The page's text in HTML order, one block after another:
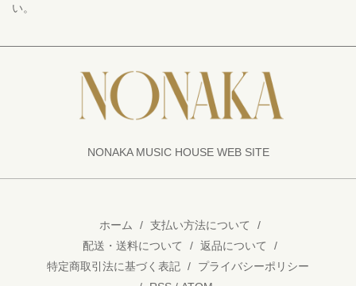
い。
NONAKA MUSIC HOUSE WEB SITE
ホーム / 支払い方法について
/
配送・送料について
/ 返品について
/
特定商取引法に基づく表記 /
プライバシーポリシー